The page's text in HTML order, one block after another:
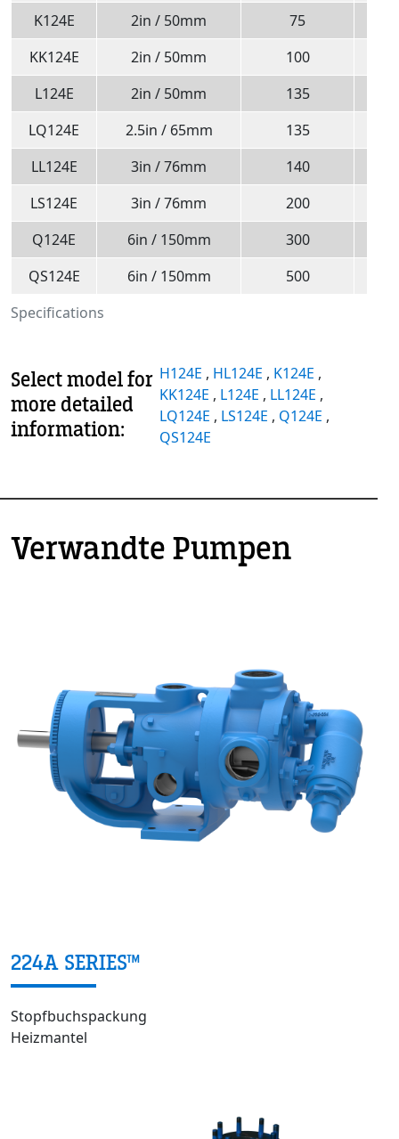
Specifications
K124E 2in / 50mm
75
KK124E
2in / 50mm
100
L124E
2in / 50mm
135
LQ124E
2.5in / 65mm
135
LL124E
3in / 76mm
140
LS124E
3in / 76mm
200
Q124E
6in / 150mm
300
QS124E
6in / 150mm 500
Select model for
more detailed
information:
H124E , HL124E , K124E ,
KK124E , L124E , LL124E ,
LQ124E , LS124E , Q124E ,
QS124E
Verwandte Pumpen
224A SERIES™
Stopfbuchspackung
Heizmantel